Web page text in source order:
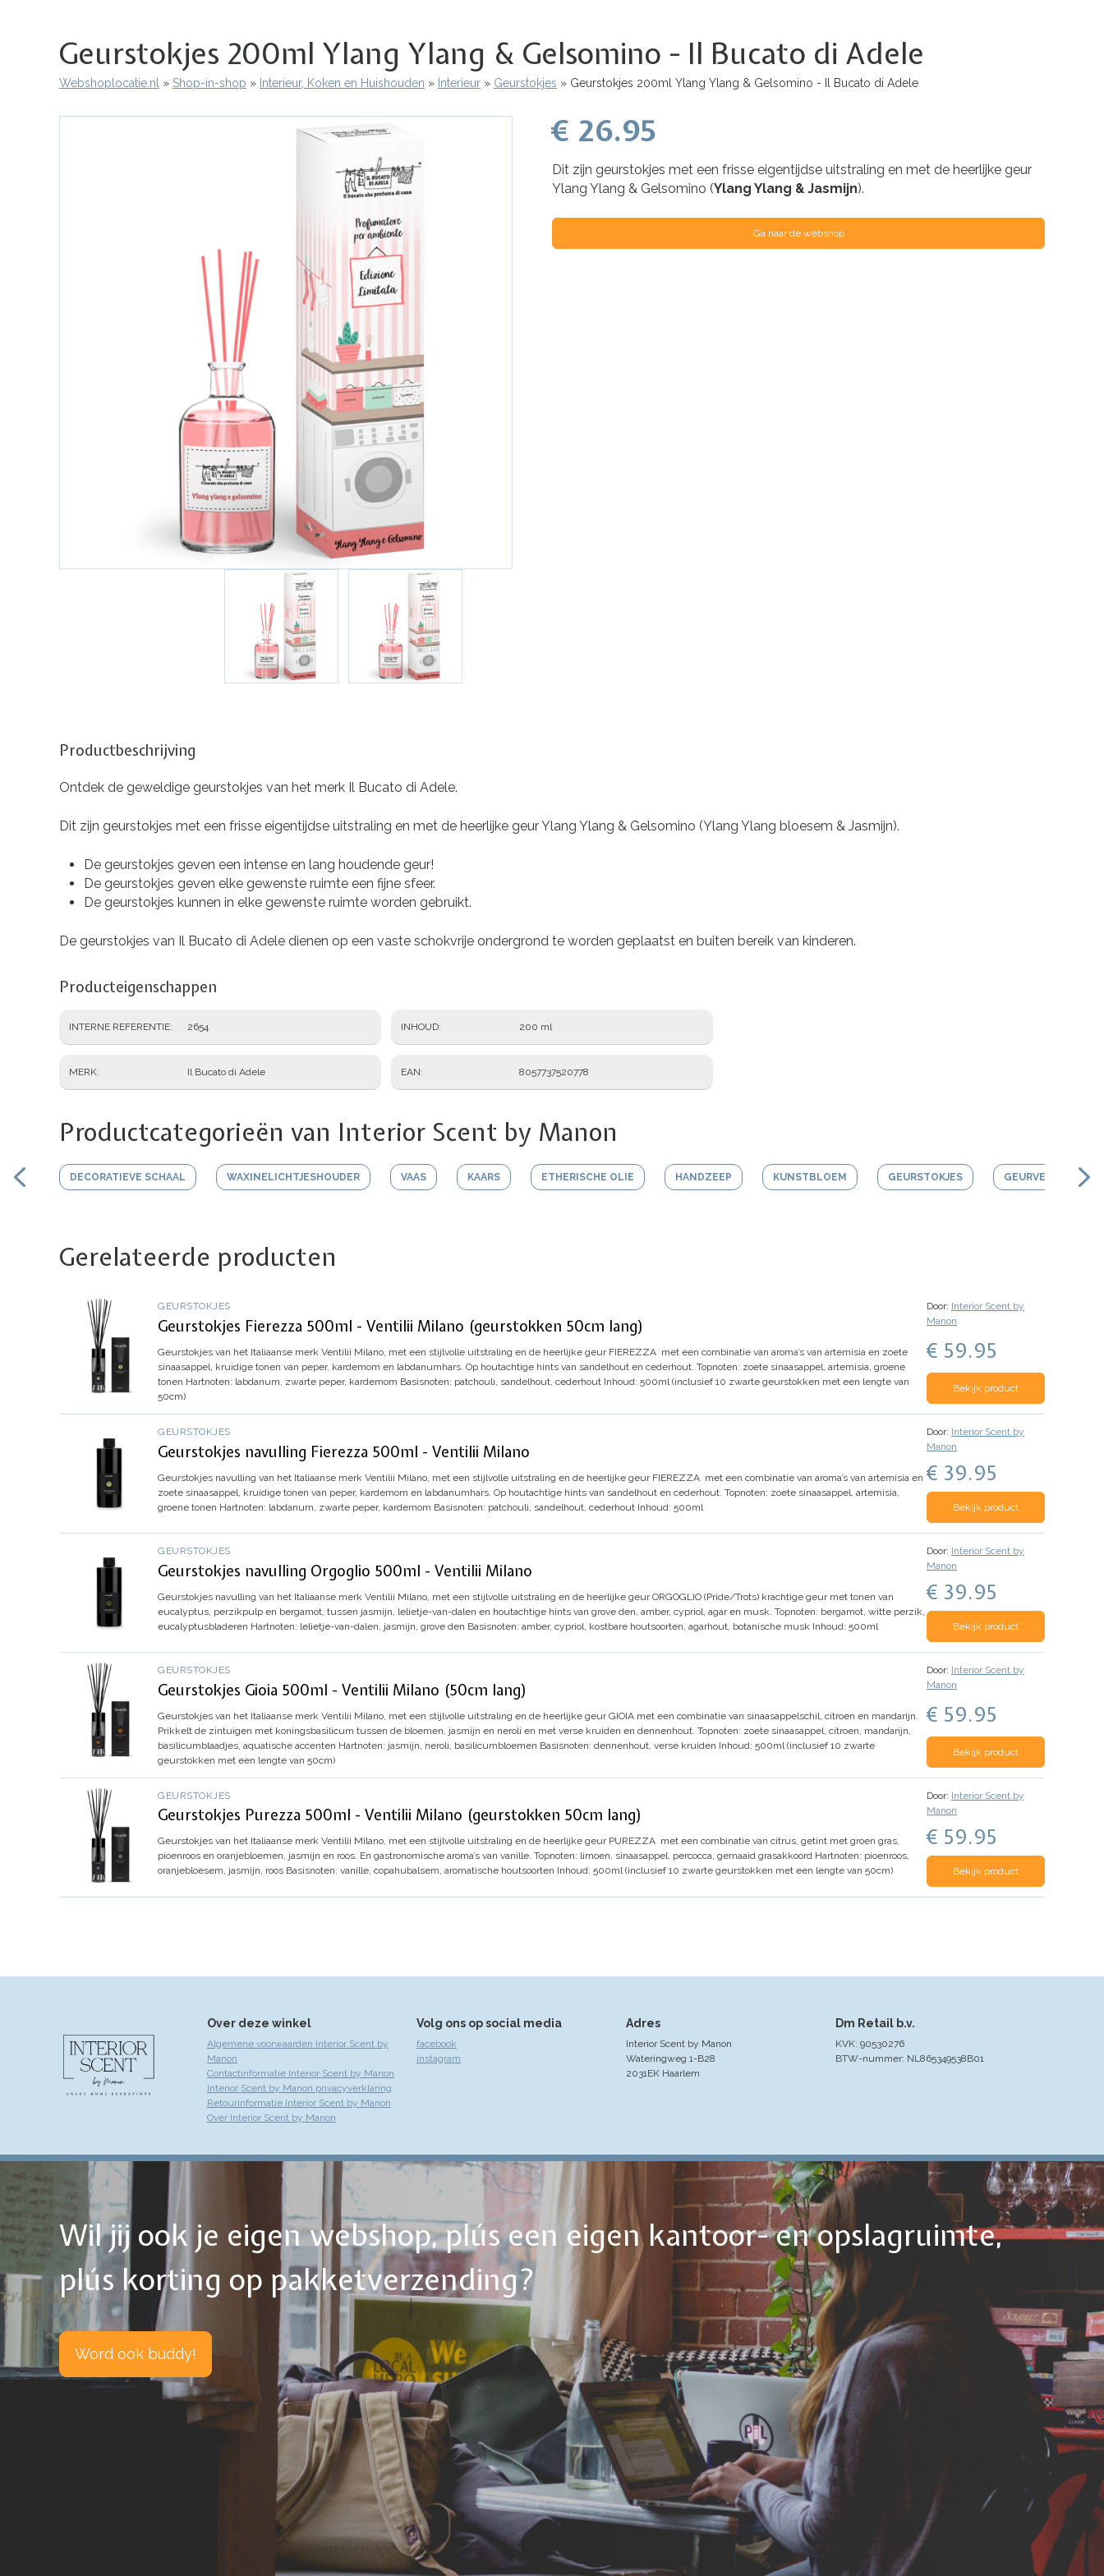
Geurstokjes 200ml Ylang Ylang & Gelsomino - Il Bucato di Adele
Kruimelpad
Webshoplocatie.nl Shop-in-shop Interieur, Koken en Huishouden Interieur Geurstokjes Geurstokjes 200ml Ylang Ylang & Gelsomino - Il Bucato di Adele
€ 26.95
Dit zijn geurstokjes met een frisse eigentijdse uitstraling en met de heerlijke geur
Ylang Ylang & Gelsomino (Ylang Ylang & Jasmijn).
Ga naar de webshop
Productbeschrijving
Ontdek de geweldige geurstokjes van het merk Il Bucato di Adele.
Dit zijn geurstokjes met een frisse eigentijdse uitstraling en met de heerlijke geur Ylang Ylang & Gelsomino (Ylang Ylang bloesem & Jasmijn).
De geurstokjes geven een intense en lang houdende geur!
De geurstokjes geven elke gewenste ruimte een fijne sfeer.
De geurstokjes kunnen in elke gewenste ruimte worden gebruikt.
De geurstokjes van Il Bucato di Adele dienen op een vaste schokvrije ondergrond te worden geplaatst en buiten bereik van kinderen.
Producteigenschappen
INTERNE REFERENTIE 2654
MERK Il Bucato di Adele
INHOUD 200 ml
EAN 8057737520778
Productcategorieën van Interior Scent by Manon
DECORATIEVE SCHAAL WAXINELICHTJESHOUDER VAAS KAARS ETHERISCHE OLIE HANDZEEP KUNSTBLOEM GEURSTOKJES GEURVERSTUIVER
Gerelateerde producten
GEURSTOKJES
Geurstokjes Fierezza 500ml - Ventilii Milano (geurstokken 50cm lang)
Geurstokjes van het Italiaanse merk Ventilii Milano, met een stijlvolle uitstraling en de heerlijke geur FIEREZZA met een combinatie van aroma’s van artemisia en zoete
sinaasappel, kruidige tonen van peper, kardemom en labdanumhars. Op houtachtige hints van sandelhout en cederhout. Topnoten: zoete sinaasappel, artemisia, groene
tonen Hartnoten: labdanum, zwarte peper, kardemom Basisnoten: patchouli, sandelhout, cederhout Inhoud: 500ml (inclusief 10 zwarte geurstokken met een lengte van
50cm)
Door: Interior Scent by
Manon
€ 59.95
Bekijk product
GEURSTOKJES
Geurstokjes navulling Fierezza 500ml - Ventilii Milano
Geurstokjes navulling van het Italiaanse merk Ventilii Milano, met een stijlvolle uitstraling en de heerlijke geur FIEREZZA met een combinatie van aroma’s van artemisia en
zoete sinaasappel, kruidige tonen van peper, kardemom en labdanumhars. Op houtachtige hints van sandelhout en cederhout. Topnoten: zoete sinaasappel, artemisia,
groene tonen Hartnoten: labdanum, zwarte peper, kardemom Basisnoten: patchouli, sandelhout, cederhout Inhoud: 500ml
Door: Interior Scent by
Manon
€ 39.95
Bekijk product
GEURSTOKJES
Geurstokjes navulling Orgoglio 500ml - Ventilii Milano
Geurstokjes navulling van het Italiaanse merk Ventilii Milano, met een stijlvolle uitstraling en de heerlijke geurORGOGLIO (Pride/Trots) krachtige geur met tonen van
eucalyptus, perzikpulp en bergamot, tussen jasmijn, lelietje-van-dalen en houtachtige hints van grove den, amber, cypriol, agar en musk. Topnoten: bergamot, witte perzik,
eucalyptusbladeren Hartnoten: lelietje-van-dalen, jasmijn, grove den Basisnoten: amber, cypriol, kostbare houtsoorten, agarhout, botanische musk Inhoud: 500ml
Door: Interior Scent by
Manon
€ 39.95
Bekijk product
GEURSTOKJES
Geurstokjes Gioia 500ml - Ventilii Milano (50cm lang)
Geurstokjes van het Italiaanse merk Ventilii Milano, met een stijlvolle uitstraling en de heerlijke geurGIOIA met een combinatie van sinaasappelschil, citroen en mandarijn.
Prikkelt de zintuigen met koningsbasilicum tussen de bloemen, jasmijn en neroli en met verse kruiden en dennenhout. Topnoten: zoete sinaasappel, citroen, mandarijn,
basilicumblaadjes, aquatische accenten Hartnoten: jasmijn, neroli, basilicumbloemen Basisnoten: dennenhout, verse kruiden Inhoud: 500ml (inclusief 10 zwarte
geurstokken met een lengte van 50cm)
Door: Interior Scent by
Manon
€ 59.95
Bekijk product
GEURSTOKJES
Geurstokjes Purezza 500ml - Ventilii Milano (geurstokken 50cm lang)
Geurstokjes van het Italiaanse merk Ventilii Milano, met een stijlvolle uitstraling en de heerlijke geur PUREZZA met een combinatie van citrus, getint met groen gras,
pioenroos en oranjebloemen, jasmijn en roos. En gastronomische aroma’s van vanille. Topnoten: limoen, sinaasappel, percocca, gemaaid grasakkoord Hartnoten: pioenroos,
oranjebloesem, jasmijn, roos Basisnoten: vanille, copahubalsem, aromatische houtsoorten Inhoud: 500ml (inclusief 10 zwarte geurstokken met een lengte van 50cm)
Door: Interior Scent by
Manon
€ 59.95
Bekijk product
Over deze winkel
Algemene voorwaarden Interior Scent by
Manon
Contactinformatie Interior Scent by Manon
Interior Scent by Manon privacyverklaring
Retourinformatie Interior Scent by Manon
Over Interior Scent by Manon
Volg ons op social media
facebook
instagram
Adres
Interior Scent by Manon
Wateringweg 1-B28
2031EK Haarlem
Dm Retail b.v.
KVK: 90530276
BTW-nummer: NL865349538B01
Wil jij ook je eigen webshop, plús een eigen kantoor- en opslagruimte,
plús korting op pakketverzending?
Word ook buddy!